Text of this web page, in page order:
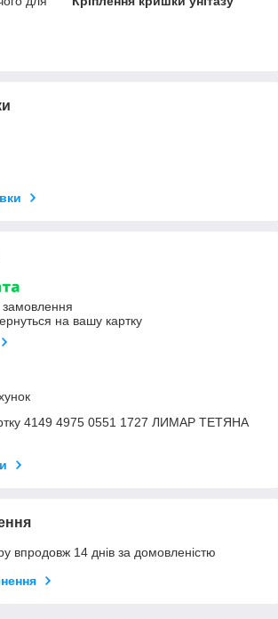
на вашу картку
4149 4975 0551 1727 ЛИМАР ТЕТЯНА
впродовж 14 днів за домовленістю